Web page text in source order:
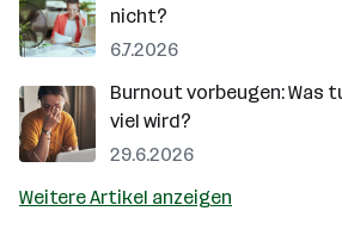
nicht?
6.7.2026
Burnout vorbeugen: Was
viel wird?
29.6.2026
Weitere Artikel anzeigen